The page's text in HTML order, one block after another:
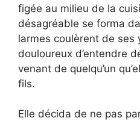
figée au milieu de la
désagréable se forma
larmes coulèrent de ses
douloureux d’entendre
venant de quelqu’un
fils.
Elle décida de ne pas